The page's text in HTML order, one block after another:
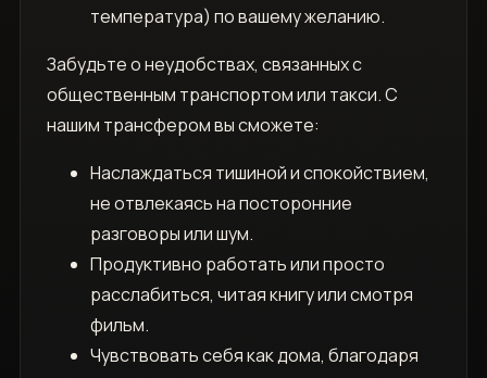
температура) по вашему желанию.
Забудьте о неудобствах, связанных с
общественным транспортом или такси. С
нашим трансфером вы сможете:
Наслаждаться тишиной и спокойствием,
не отвлекаясь на посторонние
разговоры или шум.
Продуктивно работать или просто
расслабиться, читая книгу или смотря
фильм.
Чувствовать себя как дома, благодаря